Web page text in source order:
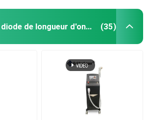
laser triple de diode de longueur d'onde (35)